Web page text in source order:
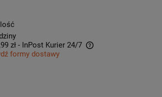
zł - InPost Kurier 24/7
formy dostawy